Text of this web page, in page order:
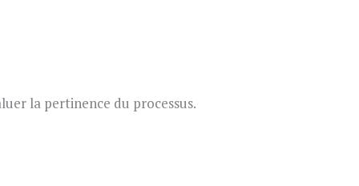
la pertinence du processus.